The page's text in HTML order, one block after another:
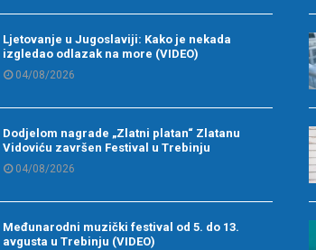
Ljetovanje u Jugoslaviji: Kako je nekada
izgledao odlazak na more (VIDEO)
04/08/2026
Dodjelom nagrade „Zlatni platan“ Zlatanu
Vidoviću završen Festival u Trebinju
04/08/2026
Međunarodni muzički festival od 5. do 13.
avgusta u Trebinju (VIDEO)